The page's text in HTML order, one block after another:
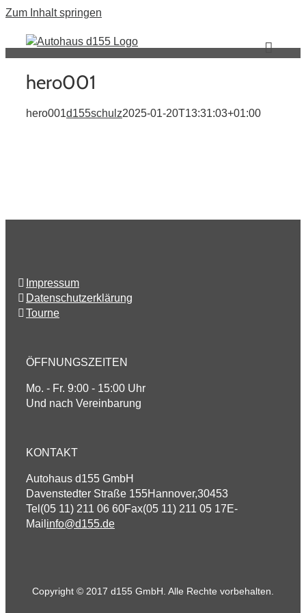
Zum Inhalt springen
hero001
hero001d155schulz2025-01-20T13:31:03+01:00
Impressum
Datenschutzerklärung
Tourne
ÖFFNUNGSZEITEN
Mo. - Fr. 9:00 - 15:00 Uhr
Und nach Vereinbarung
KONTAKT
Autohaus d155 GmbH
Davenstedter Straße 155Hannover,30453
Tel (05 11) 211 06 60Fax(05 11) 211 05 17E-
Mail info@d155.de
Copyright © 2017 d155 GmbH. Alle Rechte vorbehalten.